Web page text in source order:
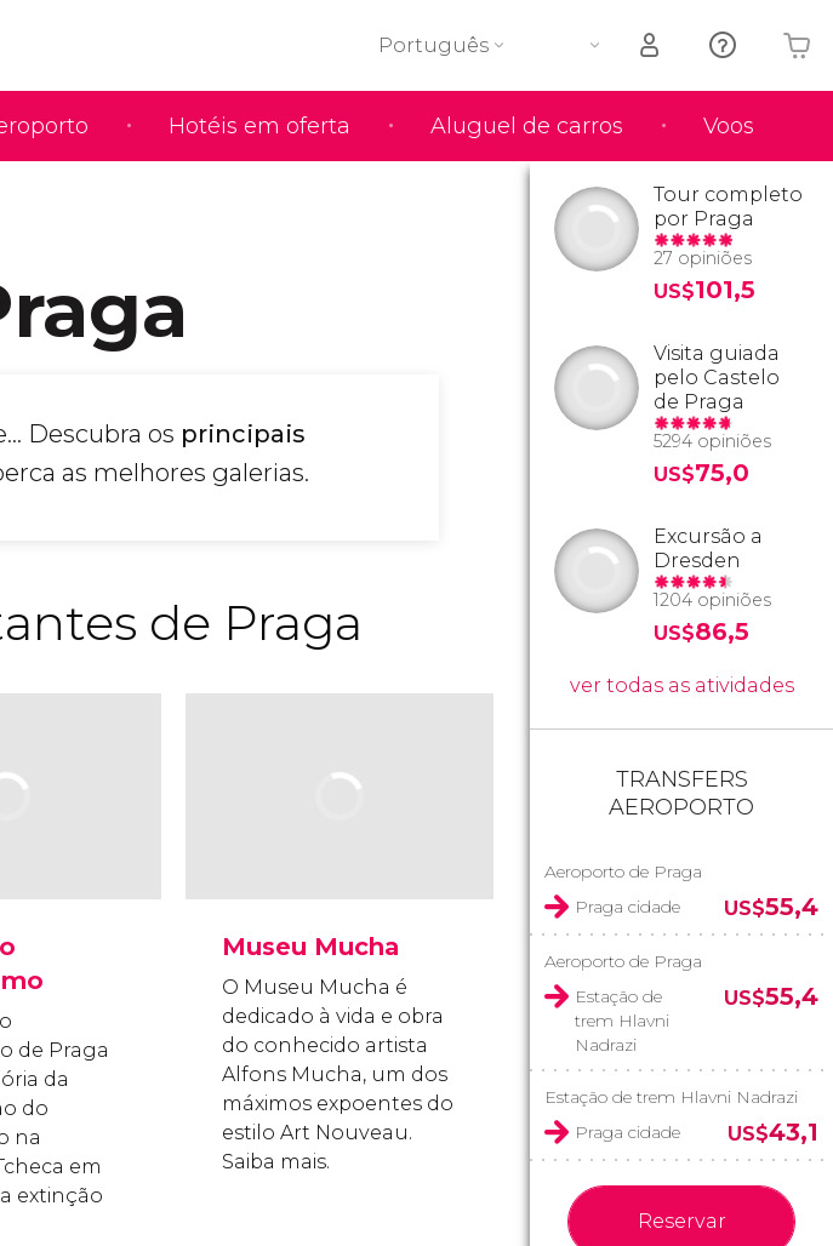
Hotéis em oferta Aluguel de carros Voos
Português
O seu carrinho está vazio
Descubra os principais
as melhores galerias.
de Praga
de Praga
da
do
na
em
extinção
Museu Mucha
O Museu Mucha é
dedicado à vida e obra
do conhecido artista
Alfons Mucha, um dos
máximos expoentes do
estilo Art Nouveau.
Saiba mais.
Tour completo
por Praga
27 opiniões
US$101,5
Visita guiada
pelo Castelo
de Praga
5294 opiniões
US$75,0
Excursão a
Dresden
1204 opiniões
US$86,5
ver todas as atividades
TRANSFERS
AEROPORTO
Aeroporto de Praga
Praga cidade
US$55,4
Aeroporto de Praga
Estação de
trem Hlavni
Nadrazi
US$55,4
Estação de trem Hlavni Nadrazi
Praga cidade
US$43,1
Reservar